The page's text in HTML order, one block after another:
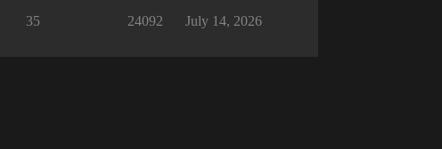
35 24092 July 14, 2026